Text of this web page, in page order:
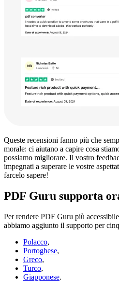
Queste recensioni fanno più che
morale: ci aiutano a capire cosa
possiamo migliorare. Il vostro
impegnati a superare le vostre
farcelo sapere!
PDF Guru supporta
Per rendere PDF Guru più
abbiamo aggiunto il supporto per
Polacco,
Portoghese,
Greco,
Turco,
Giapponese.